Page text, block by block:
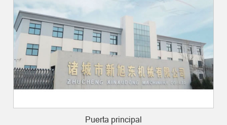
Puerta principal